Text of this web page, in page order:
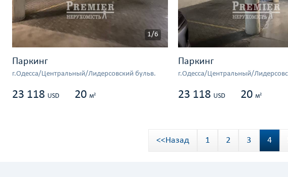
1/6
Паркинг
г.Одесса/Центральный/Лидерсовский бульв.
23 118 USD 20 м2
Паркинг
г.Одесса/Центральный/
23 118 USD 20 м2
<<Назад 1 2 3 4